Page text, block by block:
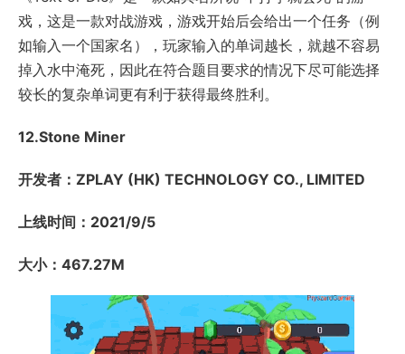
戏，这是一款对战游戏，游戏开始后会给出一个任务（例
如输入一个国家名），玩家输入的单词越长，就越不容易
掉入水中淹死，因此在符合题目要求的情况下尽可能选择
较长的复杂单词更有利于获得最终胜利。
12.Stone Miner
开发者：ZPLAY (HK) TECHNOLOGY CO., LIMITED
上线时间：2021/9/5
大小：467.27M